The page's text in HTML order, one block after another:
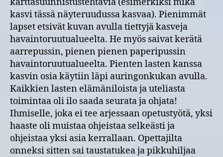
kasvi tässä näyteruudussa kasvaa). Pienimmät
lapset etsivät kuvan avulla tiettyjä kasveja
havaintoruutualueelta. He myös saivat kerätä
aarrepussin, pienen pienen paperipussin
havaintoruutualueelta. Pienten lasten kanssa
kasvin osia käytiin läpi auringonkukan avulla.
Kaikkien lasten elämäniloista ja uteliasta
toimintaa oli ilo saada seurata ja ohjata!
Ihmiselle, joka ei tee arjessaan opetustyötä, yksi
haaste oli muistaa ohjeistaa selkeästi ja
ohjeistaa yksi asia kerrallaan. Opettajilta
onneksi sitten sai taustatukea ja pikkuhiljaa